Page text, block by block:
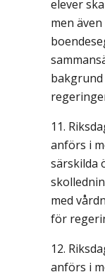
elever
men
anförs i
särskilda
med
för
anförs i